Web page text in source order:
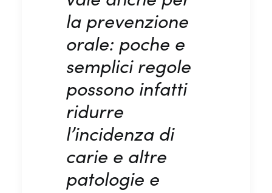
la prevenzione
orale: poche e
semplici regole
possono infatti
ridurre
l’incidenza di
carie e altre
patologie e